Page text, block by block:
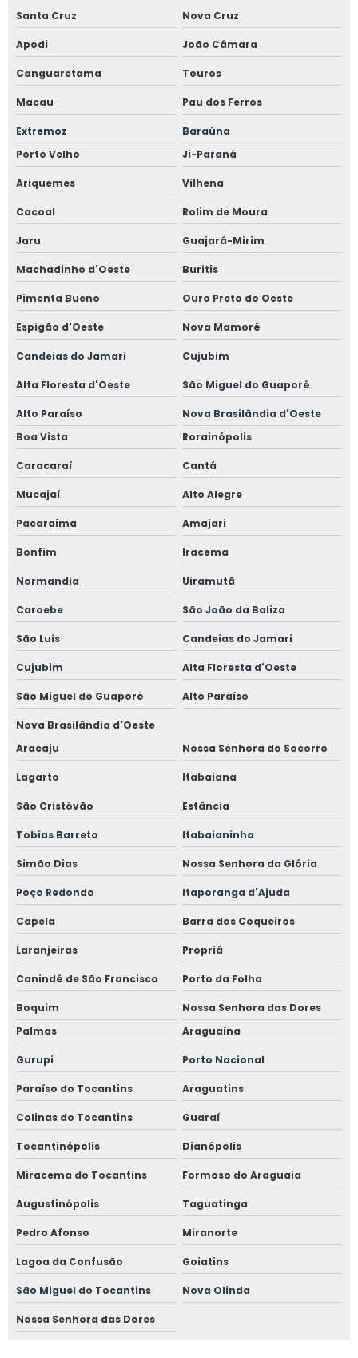
Santa Cruz Nova Cruz
Apodi João Câmara
Canguaretama Touros
Macau Pau dos Ferros
Extremoz
Baraúna
Porto Velho
Ji-Paraná
Ariquemes Vilhena
Cacoal Rolim de Moura
Jaru Guajará-Mirim
Machadinho d'Oeste Buritis
Pimenta Bueno Ouro Preto do Oeste
Espigão d'Oeste Nova Mamoré
Candeias do Jamari Cujubim
Alta Floresta d'Oeste São Miguel do Guaporé
Alto Paraíso
Nova Brasilândia d'Oeste
Boa Vista
Rorainópolis
Caracaraí Cantá
Mucajaí Alto Alegre
Pacaraima Amajari
Bonfim Iracema
Normandia Uiramutã
Caroebe São João da Baliza
São Luís Candeias do Jamari
Cujubim Alta Floresta d'Oeste
São Miguel do Guaporé Alto Paraíso
Nova Brasilândia d'Oeste
Aracaju
Nossa Senhora do Socorro
Lagarto Itabaiana
São Cristóvão Estância
Tobias Barreto Itabaianinha
Simão Dias Nossa Senhora da Glória
Poço Redondo Itaporanga d'Ajuda
Capela Barra dos Coqueiros
Laranjeiras Propriá
Canindé de São Francisco Porto da Folha
Boquim
Nossa Senhora das Dores
Palmas
Araguaína
Gurupi Porto Nacional
Paraíso do Tocantins Araguatins
Colinas do Tocantins Guaraí
Tocantinópolis Dianópolis
Miracema do Tocantins Formoso do Araguaia
Augustinópolis Taguatinga
Pedro Afonso Miranorte
Lagoa da Confusão Goiatins
São Miguel do Tocantins Nova Olinda
Nossa Senhora das Dores